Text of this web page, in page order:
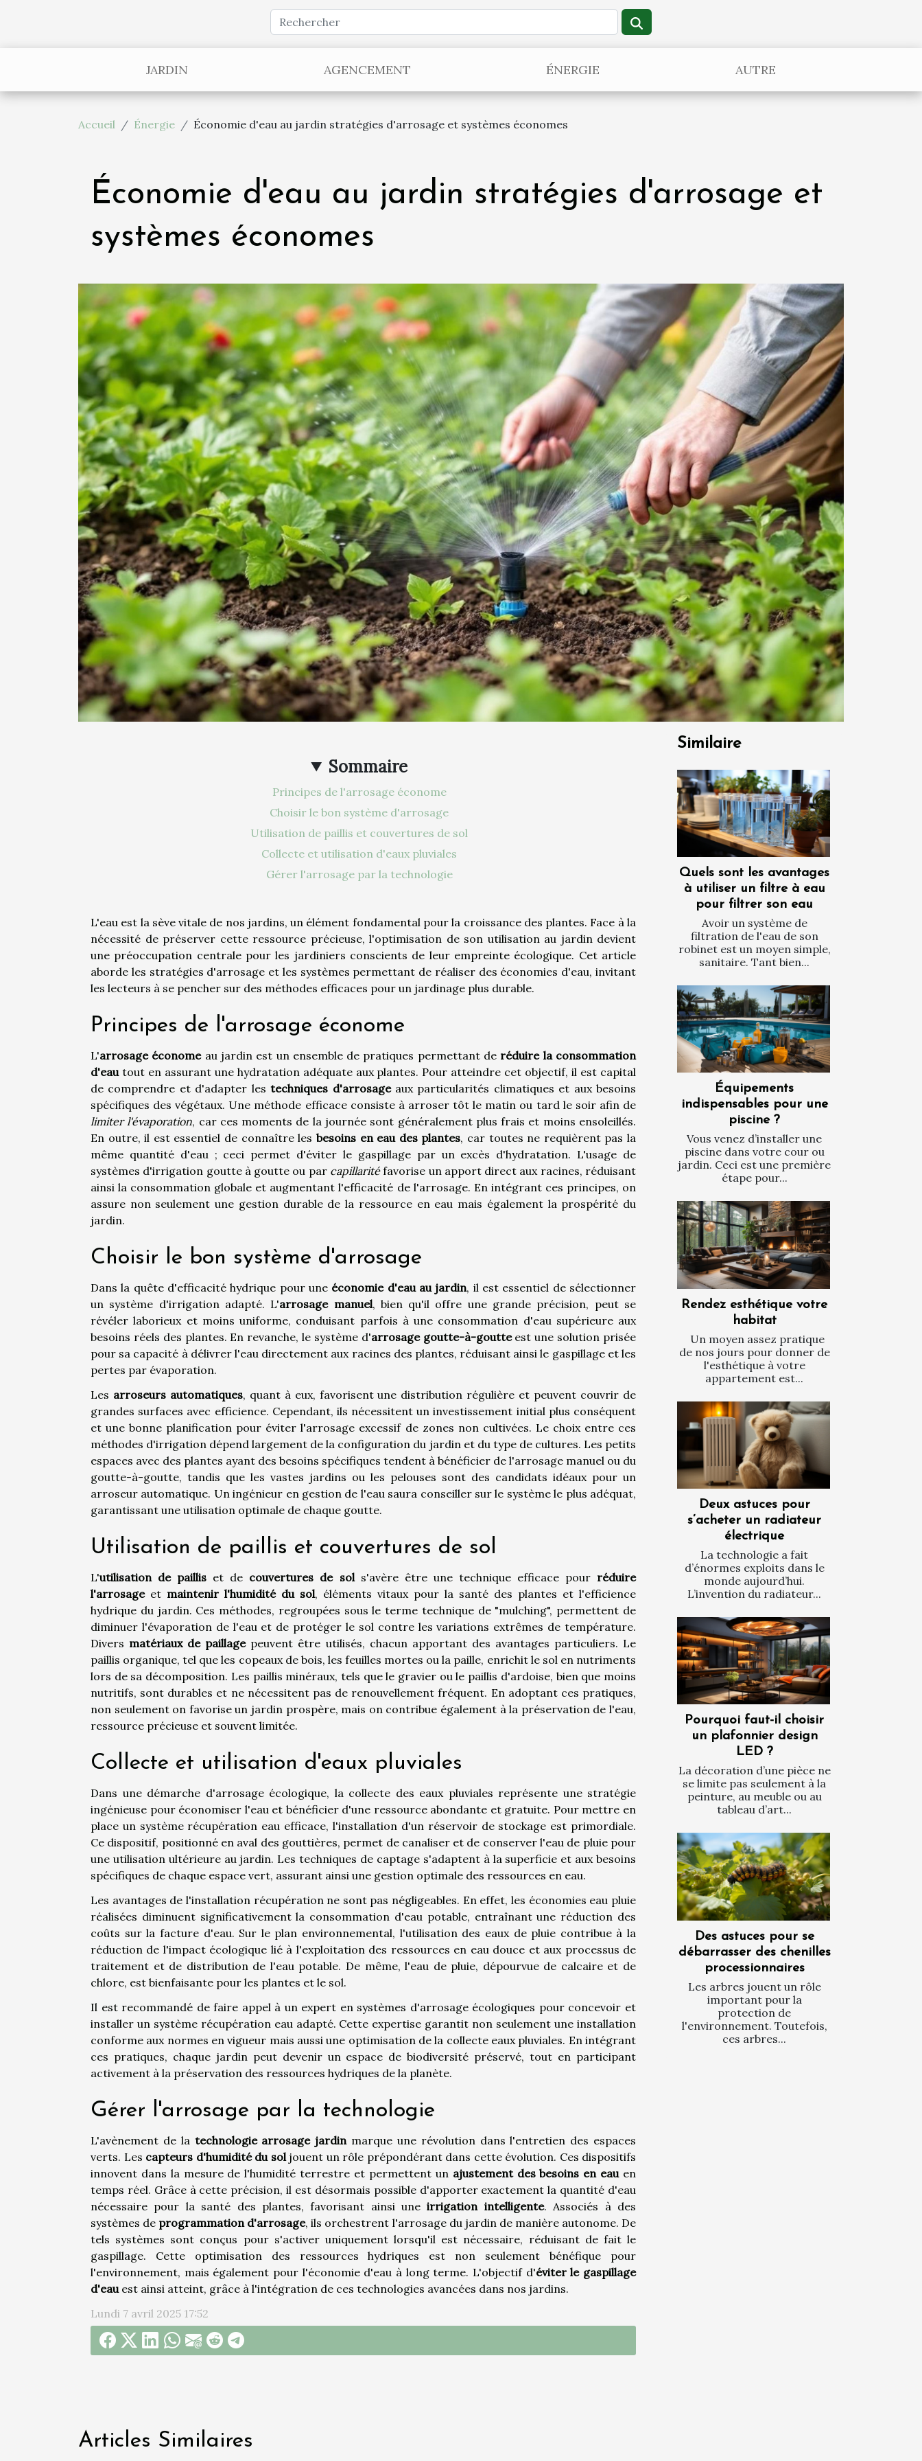
JARDIN AGENCEMENT ÉNERGIE AUTRE
Accueil Énergie Économie d'eau au jardin stratégies d'arrosage et systèmes économes
Économie d'eau au jardin stratégies d'arrosage et
systèmes économes
Sommaire
Principes de l'arrosage économe
Choisir le bon système d'arrosage
Utilisation de paillis et couvertures de sol
Collecte et utilisation d'eaux pluviales
Gérer l'arrosage par la technologie
L'eau est la sève vitale de nos jardins, un élément fondamental pour la croissance des plantes. Face à la
nécessité de préserver cette ressource précieuse, l'optimisation de son utilisation au jardin devient
une préoccupation centrale pour les jardiniers conscients de leur empreinte écologique. Cet article
aborde les stratégies d'arrosage et les systèmes permettant de réaliser des économies d'eau, invitant
les lecteurs à se pencher sur des méthodes efficaces pour un jardinage plus durable.
Principes de l'arrosage économe
L'arrosage économeau jardin est un ensemble de pratiques permettant de réduire la consommation
d'eau tout en assurant une hydratation adéquate aux plantes. Pour atteindre cet objectif, il est capital
de comprendre et d'adapter lestechniques d'arrosageaux particularités climatiques et aux besoins
spécifiques des végétaux. Une méthode efficace consiste à arroser tôt le matin ou tard le soir afin de
limiter l'évaporation, car ces moments de la journée sont généralement plus frais et moins ensoleillés.
En outre, il est essentiel de connaître les besoins en eau des plantes, car toutes ne requièrent pas la
même quantité d'eau ; ceci permet d'éviter le gaspillage par un excès d'hydratation. L'usage de
systèmes d'irrigation goutte à goutte ou par capillaritéfavorise un apport direct aux racines, réduisant
ainsi la consommation globale et augmentant l'efficacité de l'arrosage. En intégrant ces principes, on
assure non seulement une gestion durable de la ressource en eau mais également la prospérité du
jardin.
Choisir le bon système d'arrosage
Dans la quête d'efficacité hydrique pour une économie d'eau au jardin, il est essentiel de sélectionner
un système d'irrigation adapté. L'arrosage manuel, bien qu'il offre une grande précision, peut se
révéler laborieux et moins uniforme, conduisant parfois à une consommation d'eau supérieure aux
besoins réels des plantes. En revanche, le système d'arrosage goutte-à-goutteest une solution prisée
pour sa capacité à délivrer l'eau directement aux racines des plantes, réduisant ainsi le gaspillage et les
pertes par évaporation.
Les arroseurs automatiques, quant à eux, favorisent une distribution régulière et peuvent couvrir de
grandes surfaces avec efficience. Cependant, ils nécessitent un investissement initial plus conséquent
et une bonne planification pour éviter l'arrosage excessif de zones non cultivées. Le choix entre ces
méthodes d'irrigation dépend largement de la configuration du jardin et du type de cultures. Les petits
espaces avec des plantes ayant des besoins spécifiques tendent à bénéficier de l'arrosage manuel ou du
goutte-à-goutte, tandis que les vastes jardins ou les pelouses sont des candidats idéaux pour un
arroseur automatique. Un ingénieur en gestion de l'eau saura conseiller sur le système le plus adéquat,
garantissant une utilisation optimale de chaque goutte.
Utilisation de paillis et couvertures de sol
L'utilisation de paillis et de couvertures de sols'avère être une technique efficace pour réduire
l'arrosageet maintenir l'humidité du sol, éléments vitaux pour la santé des plantes et l'efficience
hydrique du jardin. Ces méthodes, regroupées sous le terme technique de "mulching", permettent de
diminuer l'évaporation de l'eau et de protéger le sol contre les variations extrêmes de température.
Divers matériaux de paillagepeuvent être utilisés, chacun apportant des avantages particuliers. Le
paillis organique, tel que les copeaux de bois, les feuilles mortes ou la paille, enrichit le sol en nutriments
lors de sa décomposition. Les paillis minéraux, tels que le gravier ou le paillis d'ardoise, bien que moins
nutritifs, sont durables et ne nécessitent pas de renouvellement fréquent. En adoptant ces pratiques,
non seulement on favorise un jardin prospère, mais on contribue également à la préservation de l'eau,
ressource précieuse et souvent limitée.
Collecte et utilisation d'eaux pluviales
Dans une démarche d'arrosage écologique, la collecte des eaux pluviales représente une stratégie
ingénieuse pour économiser l'eau et bénéficier d'une ressource abondante et gratuite. Pour mettre en
place un système récupération eau efficace, l'installation d'un réservoir de stockage est primordiale.
Ce dispositif, positionné en aval des gouttières, permet de canaliser et de conserver l'eau de pluie pour
une utilisation ultérieure au jardin. Les techniques de captage s'adaptent à la superficie et aux besoins
spécifiques de chaque espace vert, assurant ainsi une gestion optimale des ressources en eau.
Les avantages de l'installation récupération ne sont pas négligeables. En effet, les économies eau pluie
réalisées diminuent significativement la consommation d'eau potable, entraînant une réduction des
coûts sur la facture d'eau. Sur le plan environnemental, l'utilisation des eaux de pluie contribue à la
réduction de l'impact écologique lié à l'exploitation des ressources en eau douce et aux processus de
traitement et de distribution de l'eau potable. De même, l'eau de pluie, dépourvue de calcaire et de
chlore, est bienfaisante pour les plantes et le sol.
Il est recommandé de faire appel à un expert en systèmes d'arrosage écologiques pour concevoir et
installer un système récupération eau adapté. Cette expertise garantit non seulement une installation
conforme aux normes en vigueur mais aussi une optimisation de la collecte eaux pluviales. En intégrant
ces pratiques, chaque jardin peut devenir un espace de biodiversité préservé, tout en participant
activement à la préservation des ressources hydriques de la planète.
Gérer l'arrosage par la technologie
L'avènement de la technologie arrosage jardin marque une révolution dans l'entretien des espaces
verts. Les capteurs d'humidité du soljouent un rôle prépondérant dans cette évolution. Ces dispositifs
innovent dans la mesure de l'humidité terrestre et permettent un ajustement des besoins en eau en
temps réel. Grâce à cette précision, il est désormais possible d'apporter exactement la quantité d'eau
nécessaire pour la santé des plantes, favorisant ainsi uneirrigation intelligente. Associés à des
systèmes de programmation d'arrosage, ils orchestrent l'arrosage du jardin de manière autonome. De
tels systèmes sont conçus pour s'activer uniquement lorsqu'il est nécessaire, réduisant de fait le
gaspillage. Cette optimisation des ressources hydriques est non seulement bénéfique pour
l'environnement, mais également pour l'économie d'eau à long terme. L'objectif d'éviter le gaspillage
d'eau est ainsi atteint, grâce à l'intégration de ces technologies avancées dans nos jardins.
Lundi 7 avril 2025 17:52
Similaire
Quels sont les avantages
à utiliser un filtre à eau
pour filtrer son eau
Avoir un système de
filtration de l'eau de son
robinet est un moyen simple,
sanitaire. Tant bien...
Équipements
indispensables pour une
piscine ?
Vous venez d’installer une
piscine dans votre cour ou
jardin. Ceci est une première
étape pour...
Rendez esthétique votre
habitat
Un moyen assez pratique
de nos jours pour donner de
l'esthétique à votre
appartement est...
Deux astuces pour
s’acheter un radiateur
électrique
La technologie a fait
d’énormes exploits dans le
monde aujourd’hui.
L’invention du radiateur...
Pourquoi faut-il choisir
un plafonnier design
LED ?
La décoration d’une pièce ne
se limite pas seulement à la
peinture, au meuble ou au
tableau d’art...
Des astuces pour se
débarrasser des chenilles
processionnaires
Les arbres jouent un rôle
important pour la
protection de
l'environnement. Toutefois,
ces arbres...
Articles Similaires